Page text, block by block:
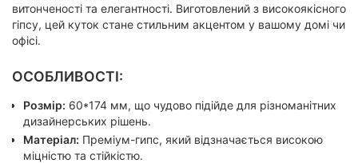
витонченості та елегантності. Виготовлений з високоякісного
гіпсу, цей куток стане стильним акцентом у вашому домі чи
офісі.
ОСОБЛИВОСТІ:
Розмір: 60*174 мм, що чудово підійде для різноманітних
дизайнерських рішень.
Матеріал: Преміум-гипс, який відзначається високою
міцністю та стійкістю.